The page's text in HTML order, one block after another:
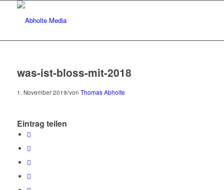
was-ist-bloss-mit-2018
1. November 2019/von Thomas Abholte
Eintrag teilen